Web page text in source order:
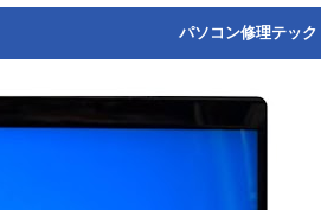
パソコン修理テック